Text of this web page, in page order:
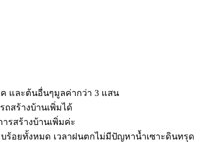
และต้นอื่นๆมูลค่ากว่า 3 แสน
ถสร้างบ้านเพิ่มได้
รสร้างบ้านเพิ่มค่ะ
ร้อยทั้งหมด เวลาฝนตกไม่มีปัญหาน้ำเซาะดินทรุด